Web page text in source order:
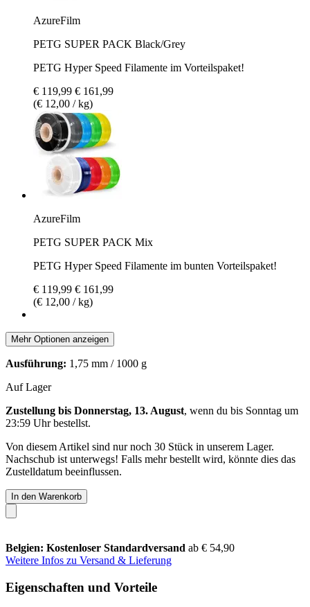
AzureFilm
PETG SUPER PACK Black/Grey
PETG Hyper Speed Filamente im Vorteilspaket!
€ 119,99 € 161,99
(€ 12,00 / kg)
AzureFilm
PETG SUPER PACK Mix
PETG Hyper Speed Filamente im bunten Vorteilspaket!
€ 119,99 € 161,99
(€ 12,00 / kg)
Mehr Optionen anzeigen
Ausführung: 1,75 mm / 1000 g
Auf Lager
Zustellung bis Donnerstag, 13. August, wenn du bis Sonntag um
23:59 Uhrbestellst.
Von diesem Artikel sind nur noch 30 Stück in unserem Lager.
Nachschub ist unterwegs! Falls mehr bestellt wird, könnte dies das
Zustelldatum beeinflussen.
In den Warenkorb
Belgien: Kostenloser Standardversand ab € 54,90
Weitere Infos zu Versand & Lieferung
Eigenschaften und Vorteile